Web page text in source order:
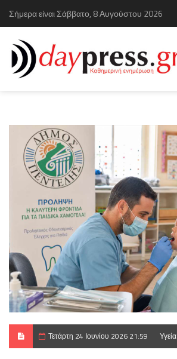
Σήμερα είναι Σάββατο, 8 Αυγούστου 2026
Τετάρτη 24 Ιουνίου 2026 21:59 Υγεία